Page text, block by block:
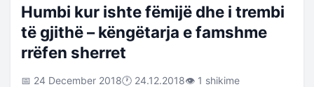
Humbi kur ishte fëmijë dhe i trembi
të gjithë – këngëtarja e famshme
rrëfen sherret
📅 24 December 2018🕐 24.12.2018👁 1 shikime